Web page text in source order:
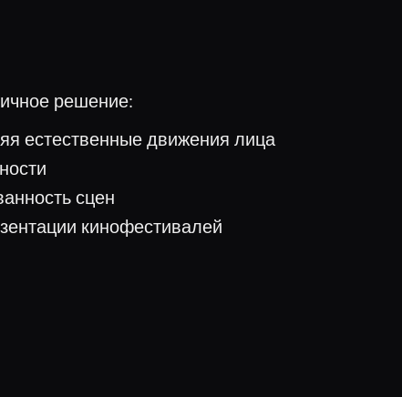
решение:
естественные движения лица
сцен
кинофестивалей